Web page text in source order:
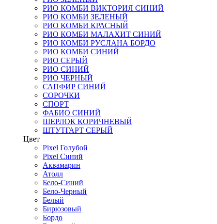
РИО КОМБИ ВИКТОРИЯ СИНИЙ
РИО КОМБИ ЗЕЛЕНЫЙ
РИО КОМБИ КРАСНЫЙ
РИО КОМБИ МАЛАХИТ СИНИЙ
РИО КОМБИ РУСЛАНА БОРДО
РИО КОМБИ СИНИЙ
РИО СЕРЫЙ
РИО СИНИЙ
РИО ЧЕРНЫЙ
САПФИР СИНИЙ
СОРОЧКИ
СПОРТ
ФАБИО СИНИЙ
ШЕРЛОК КОРИЧНЕВЫЙ
ШТУТГАРТ СЕРЫЙ
Цвет
Pixel Голубой
Pixel Синий
Аквамарин
Атолл
Бело-Синий
Бело-Черный
Белый
Бирюзовый
Бордо